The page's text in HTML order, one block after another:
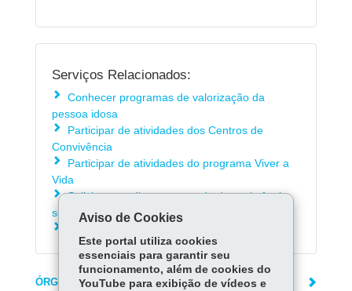
Serviços Relacionados:
Conhecer programas de valorização da
pessoa idosa
Participar de atividades dos Centros de
Convivência
Participar de atividades do programa Viver a
Vida
Solicitar atendimento na rede de assistência
social do Paraná
ÓRGÃO RESPONSÁVEL
Aviso de Cookies
Este portal utiliza cookies
essenciais para garantir seu
funcionamento, além de cookies do
YouTube para exibição de vídeos e